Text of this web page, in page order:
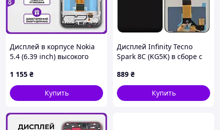
Дисплей в корпусе Nokia
5.4 (6.39 inch) высокого
на Нокия 5.4
1 155 ₴
Купить
Дисплей Infinity Tecno
Spark 8C (KG5K) в сборе с
889 ₴
Купить